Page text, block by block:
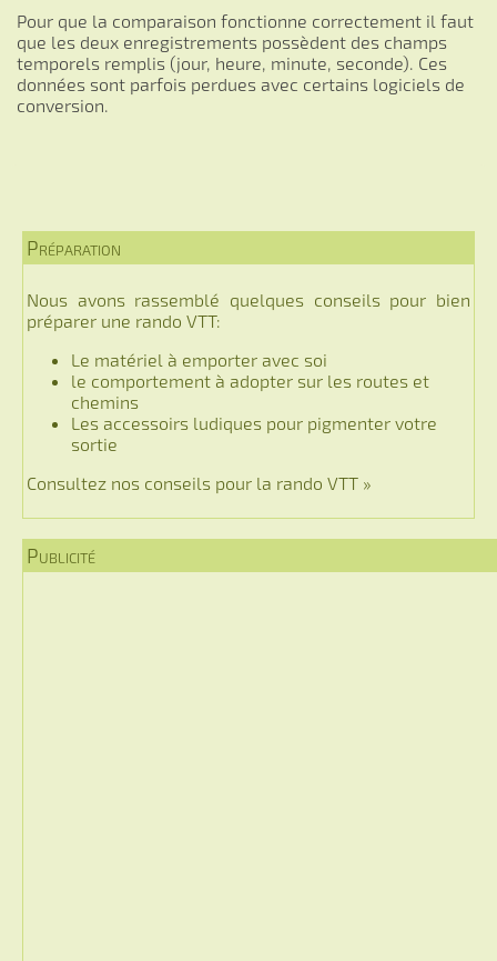
Pour que la comparaison fonctionne correctement il faut
que les deux enregistrements possèdent des champs
temporels remplis (jour, heure, minute, seconde). Ces
données sont parfois perdues avec certains logiciels de
conversion.
Préparation
Nous avons rassemblé quelques conseils pour bien
préparer une rando VTT:
Le matériel à emporter avec soi
le comportement à adopter sur les routes et
chemins
Les accessoirs ludiques pour pigmenter votre
sortie
Consultez nos conseils pour la rando VTT »
Publicité